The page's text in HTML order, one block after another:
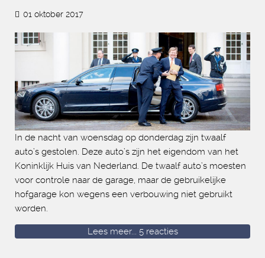
01 oktober 2017
In de nacht van woensdag op donderdag zijn twaalf
auto’s gestolen. Deze auto’s zijn het eigendom van het
Koninklijk Huis van Nederland. De twaalf auto’s moesten
voor controle naar de garage, maar de gebruikelijke
hofgarage kon wegens een verbouwing niet gebruikt
worden.
Lees meer... 5 reacties